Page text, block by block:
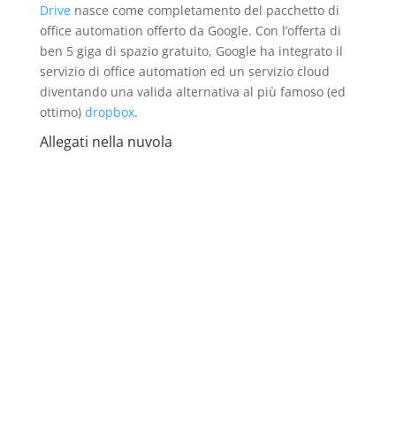
Drivenasce come completamento del pacchetto di
office automation offerto da Google. Con l’offerta di
ben 5 giga di spazio gratuito, Google ha integrato il
servizio di office automation ed un servizio cloud
diventando una valida alternativa al più famoso (ed
ottimo) dropbox.
Allegati nella nuvola